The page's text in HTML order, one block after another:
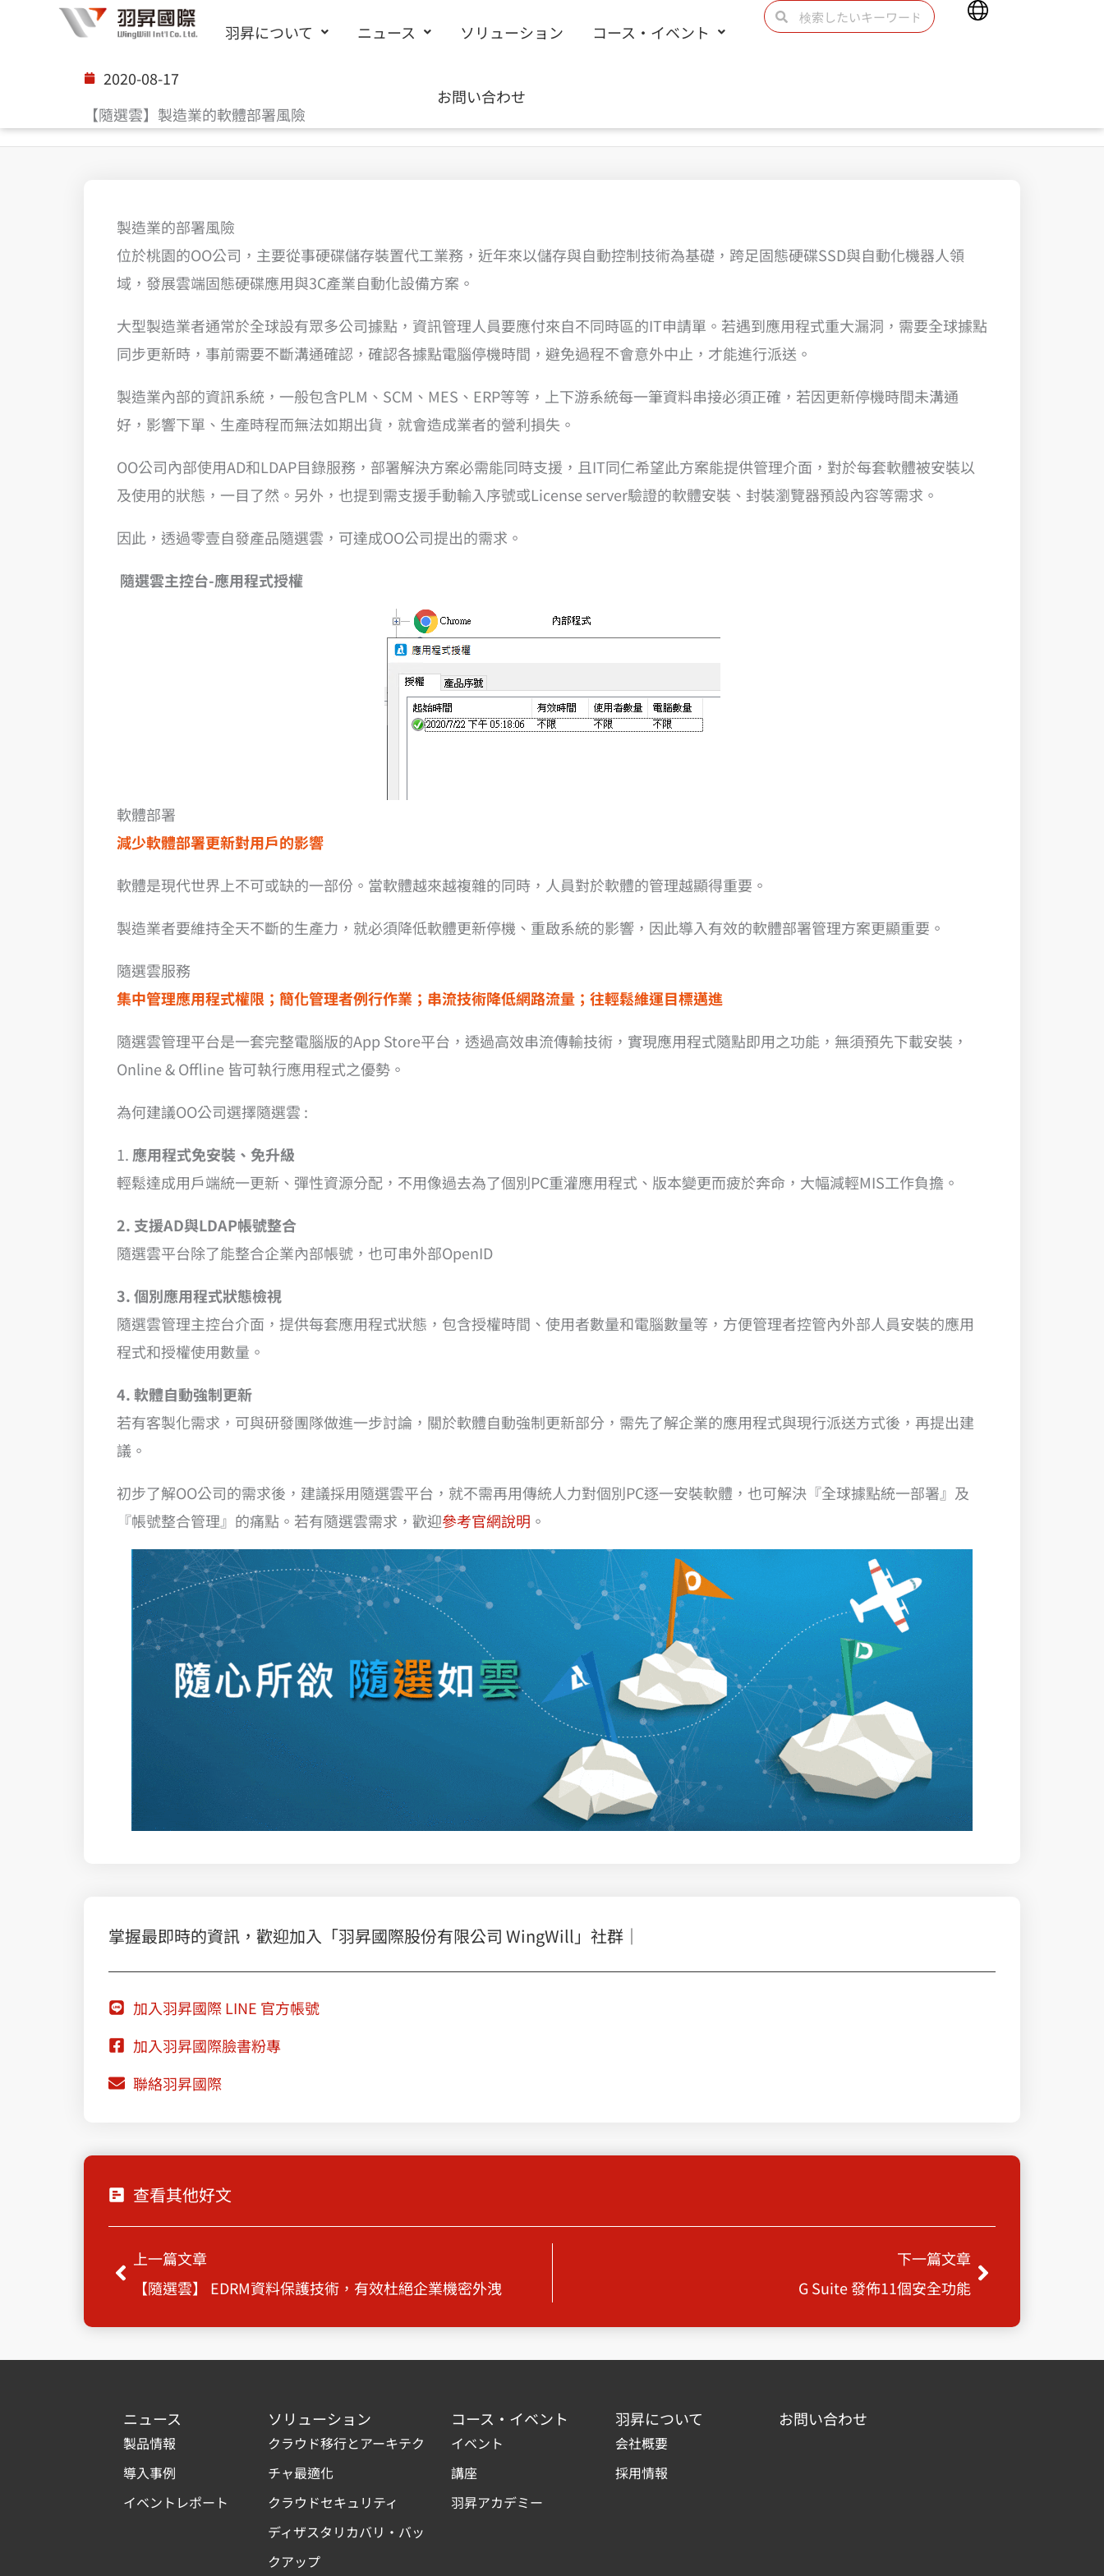
キ
羽昇について ニュース ソリューション コース・イベント
お問い合わせ
検
Main
2020-08-17
【隨選雲】製造業的軟體部署風險
製造業的部署風險
位於桃園的OO公司，主要從事硬碟儲存裝置代工業務，近年來以儲存與自動控制技術為基礎，跨足固態硬碟SSD與自動化機器人領
域，發展雲端固態硬碟應用與3C產業自動化設備方案。
大型製造業者通常於全球設有眾多公司據點，資訊管理人員要應付來自不同時區的IT申請單。若遇到應用程式重大漏洞，需要全球據點
同步更新時，事前需要不斷溝通確認，確認各據點電腦停機時間，避免過程不會意外中止，才能進行派送。
製造業內部的資訊系統，一般包含PLM、SCM、MES、ERP等等，上下游系統每一筆資料串接必須正確，若因更新停機時間未溝通
好，影響下單、生產時程而無法如期出貨，就會造成業者的營利損失。
OO公司內部使用AD和LDAP目錄服務，部署解決方案必需能同時支援，且IT同仁希望此方案能提供管理介面，對於每套軟體被安裝以
及使用的狀態，一目了然。另外，也提到需支援手動輸入序號或License server驗證的軟體安裝、封裝瀏覽器預設內容等需求。
因此，透過零壹自發產品隨選雲，可達成OO公司提出的需求。
隨選雲主控台-應用程式授權
軟體部署
減少軟體部署更新對用戶的影響
軟體是現代世界上不可或缺的一部份。當軟體越來越複雜的同時，人員對於軟體的管理越顯得重要。
製造業者要維持全天不斷的生產力，就必須降低軟體更新停機、重啟系統的影響，因此導入有效的軟體部署管理方案更顯重要。
隨選雲服務
集中管理應用程式權限；簡化管理者例行作業；串流技術降低網路流量；往輕鬆維運目標邁進
隨選雲管理平台是一套完整電腦版的App Store平台，透過高效串流傳輸技術，實現應用程式隨點即用之功能，無須預先下載安裝，
Online & Offline 皆可執行應用程式之優勢。
為何建議OO公司選擇隨選雲 :
1.應用程式免安裝、免升級
輕鬆達成用戶端統一更新、彈性資源分配，不用像過去為了個別PC重灌應用程式、版本變更而疲於奔命，大幅減輕MIS工作負擔。
2. 支援AD與LDAP帳號整合
隨選雲平台除了能整合企業內部帳號，也可串外部OpenID
3. 個別應用程式狀態檢視
隨選雲管理主控台介面，提供每套應用程式狀態，包含授權時間、使用者數量和電腦數量等，方便管理者控管內外部人員安裝的應用
程式和授權使用數量。
4. 軟體自動強制更新
若有客製化需求，可與研發團隊做進一步討論，關於軟體自動強制更新部分，需先了解企業的應用程式與現行派送方式後，再提出建
議。
初步了解OO公司的需求後，建議採用隨選雲平台，就不需再用傳統人力對個別PC逐一安裝軟體，也可解決『全球據點統一部署』及
『帳號整合管理』的痛點。若有隨選雲需求，歡迎參考官網說明 。
掌握最即時的資訊，歡迎加入「羽昇國際股份有限公司 WingWill」社群｜
加入羽昇國際 LINE 官方帳號
加入羽昇國際臉書粉專
聯絡羽昇國際
查看其他好文
Prev
上一篇文章
【隨選雲】 EDRM資料保護技術，有效杜絕企業機密外洩
下一篇文章
G Suite 發佈11個安全功能
Next
ニュース
製品情報
導入事例
イベントレポート
ソリューション
クラウド移行とアーキテク
チャ最適化
クラウドセキュリティ
ディザスタリカバリ・バッ
クアップ
コース・イベント
イベント
講座
羽昇アカデミー
羽昇について
会社概要
採用情報
お問い合わせ